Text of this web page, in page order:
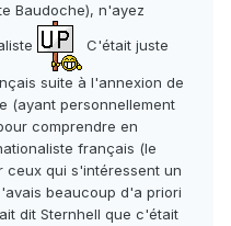
Baudoche), n'ayez
C'était juste
suite à l'annexion de
(ayant personnellement
comprendre en
français (le
ceux qui s'intéressent un
beaucoup d'a priori
dit Sternhell que c'était